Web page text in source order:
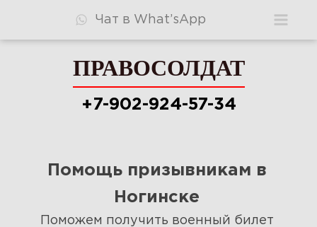
Чат в What’sApp
ПРАВОСОЛДАТ
ПРАВОСОЛДАТ
+7-902-924-57-34
Помощь призывникам в
Ногинске
Поможем получить военный билет